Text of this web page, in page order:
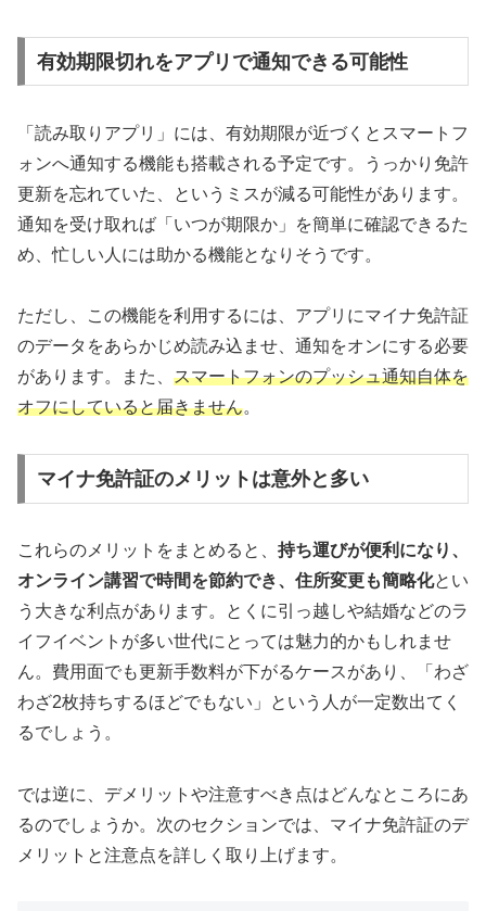
有効期限切れをアプリで通知できる可能性
「読み取りアプリ」には、有効期限が近づくとスマートフ
ォンへ通知する機能も搭載される予定です。うっかり免許
更新を忘れていた、というミスが減る可能性があります。
通知を受け取れば「いつが期限か」を簡単に確認できるた
め、忙しい人には助かる機能となりそうです。
ただし、この機能を利用するには、アプリにマイナ免許証
のデータをあらかじめ読み込ませ、通知をオンにする必要
があります。また、 スマートフォンのプッシュ通知自体を
オフにしていると届きません。
マイナ免許証のメリットは意外と多い
これらのメリットをまとめると、 持ち運びが便利になり、
オンライン講習で時間を節約でき、住所変更も簡略化とい
う大きな利点があります。とくに引っ越しや結婚などのラ
イフイベントが多い世代にとっては魅力的かもしれませ
ん。費用面でも更新手数料が下がるケースがあり、「わざ
わざ2枚持ちするほどでもない」という人が一定数出てく
るでしょう。
では逆に、デメリットや注意すべき点はどんなところにあ
るのでしょうか。次のセクションでは、マイナ免許証のデ
メリットと注意点を詳しく取り上げます。